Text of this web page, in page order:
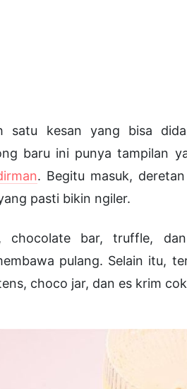
satu kesan yang bisa
baru ini punya tampilan
. Begitu masuk,
pasti bikin ngiler.
chocolate bar, truffle,
pulang. Selain itu,
choco jar, dan es krim